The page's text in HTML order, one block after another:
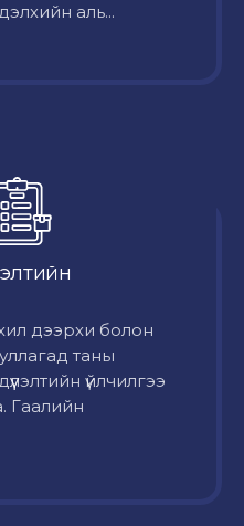
аль...
дээрхи болон
таны
үйлчилгээ
Гаалийн